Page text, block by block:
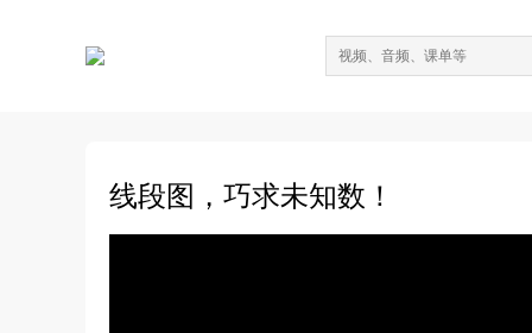
线段图，巧求未知数！